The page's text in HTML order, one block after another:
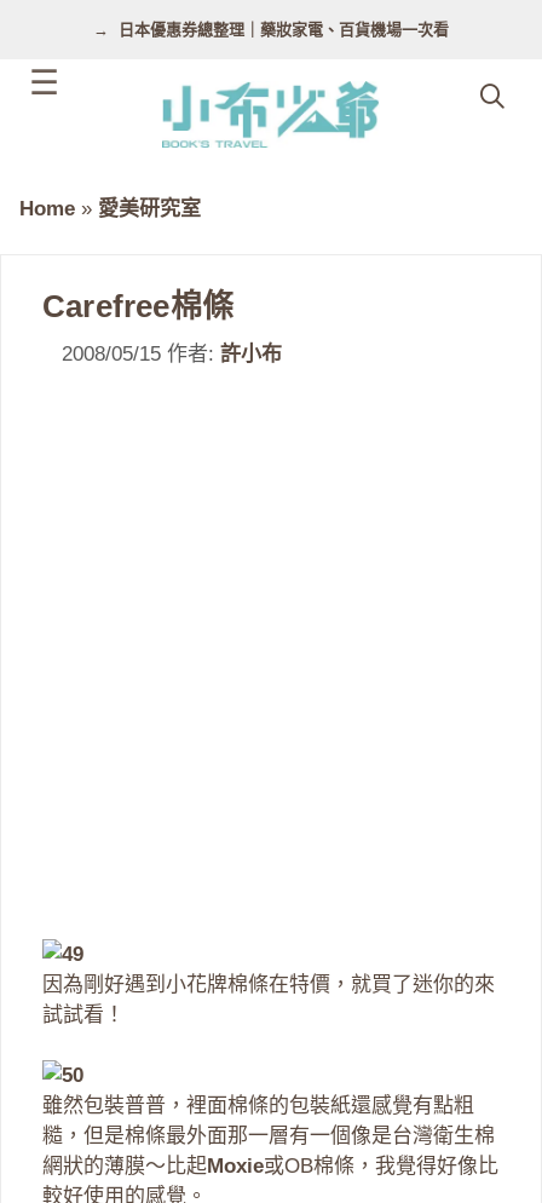
日本優惠券總整理｜藥妝家電、百貨機場一次看
Home » 愛美研究室
Carefree棉條
2008/05/15 作者: 許小布
因為剛好遇到小花牌棉條在特價，就買了迷你的來
試試看！
雖然包裝普普，裡面棉條的包裝紙還感覺有點粗
糙，但是棉條最外面那一層有一個像是台灣衛生棉
網狀的薄膜～比起Moxie或OB棉條，我覺得好像比
較好使用的感覺。